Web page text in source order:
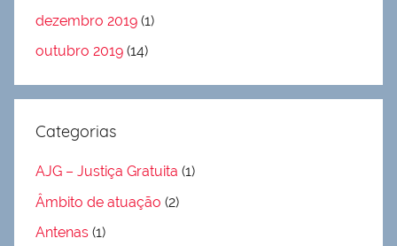
dezembro 2019 (1)
outubro 2019 (14)
Categorias
AJG – Justiça Gratuita (1)
Âmbito de atuação (2)
Antenas (1)